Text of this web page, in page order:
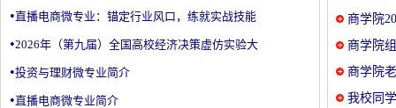
•直播电商微专业：锚定行业风口，练就实战技能
•2026年（第九届）全国高校经济决策虚仿实验大
•投资与理财微专业简介
•直播电商微专业简介
商学院
商学院
商学院
我校同